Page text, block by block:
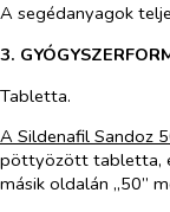
A segédanyagok
3.
Tabletta.
A Sildenafil Sandoz
pöttyözött tabletta,
másik oldalán „50”